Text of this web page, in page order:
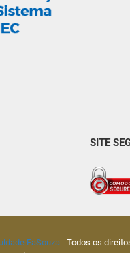
SITE
FaSouza- Todos os